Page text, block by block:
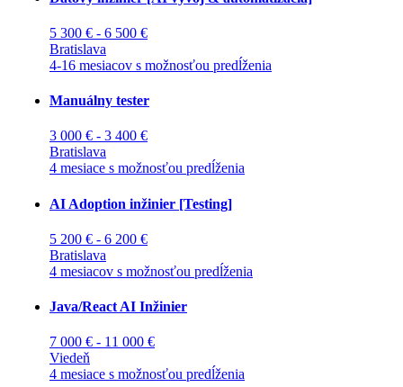
5 300 € - 6 500 €
Bratislava
4-16 mesiacov s možnosťou predĺženia
Manuálny tester
3 000 € - 3 400 €
Bratislava
4 mesiace s možnosťou predĺženia
AI Adoption inžinier [Testing]
5 200 € - 6 200 €
Bratislava
4 mesiacov s možnosťou predĺženia
Java/React AI Inžinier
7 000 € - 11 000 €
Viedeň
4 mesiace s možnosťou predĺženia